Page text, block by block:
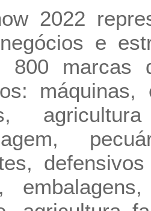
2022
e
800 marcas
máquinas,